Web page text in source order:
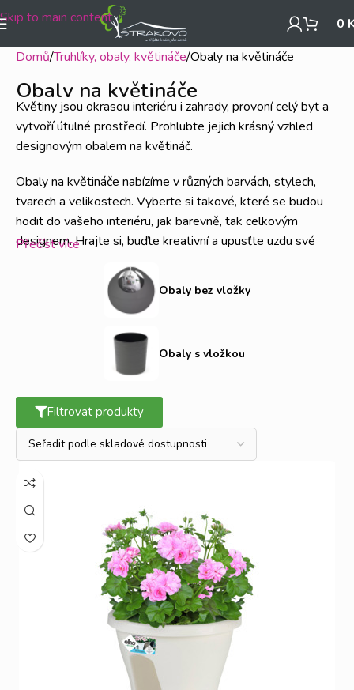
Skip to main content 0
Domů Truhlíky, obaly, květináče Obaly na květináče
Obaly na květináče
Květiny jsou okrasou interiéru i zahrady, provoní celý byt a
vytvoří útulné prostředí. Prohlubte jejich krásný vzhled
designovým obalem na květináč.
Obaly na květináče nabízíme v různých barvách, stylech,
tvarech a velikostech. Vyberte si takové, které se budou
hodit do vašeho interiéru, jak barevně, tak celkovým
designem. Hrajte si, buďte kreativní a upusťte uzdu své
Pro pěstování bylinek doporučujeme plastové obaly na
květináč s integrovaným zavlažovacím systémem a
odměrkou vody. Jsou moderní, designové, plní svůj účel a
máte jistotu že, když je zapomenete zalít, vůbec nic se
nestane. Krásné, praktické a pohodlné! I takové může být
drobné zahradničení!
V naší nabídce naleznete takéobaly bez vložky
vložkou, stačí si jen vybrat ty hodící se pro vaše účely.
Přečíst více
Obaly bez vložky
Obaly s vložkou
Filtrovat produkty